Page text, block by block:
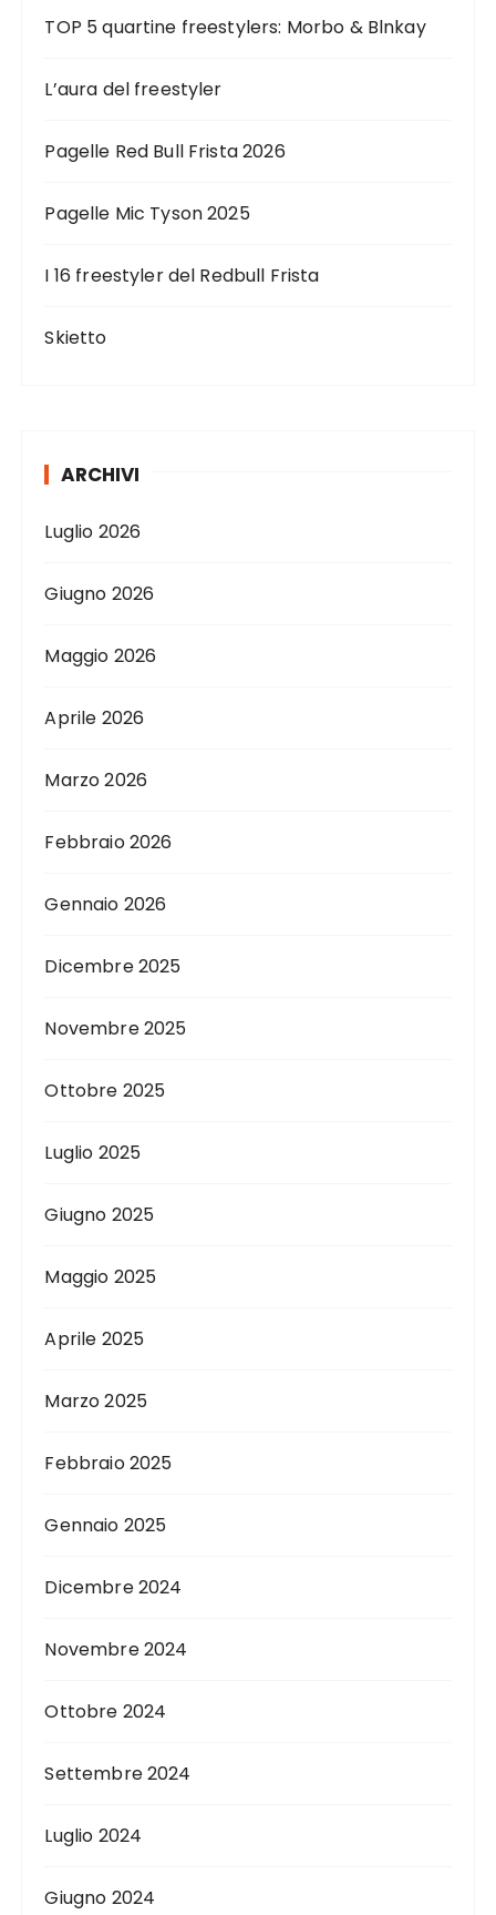
TOP 5 quartine freestylers: Morbo & Blnkay
L’aura del freestyler
Pagelle Red Bull Frista 2026
Pagelle Mic Tyson 2025
I 16 freestyler del Redbull Frista
Skietto
ARCHIVI
Luglio 2026
Giugno 2026
Maggio 2026
Aprile 2026
Marzo 2026
Febbraio 2026
Gennaio 2026
Dicembre 2025
Novembre 2025
Ottobre 2025
Luglio 2025
Giugno 2025
Maggio 2025
Aprile 2025
Marzo 2025
Febbraio 2025
Gennaio 2025
Dicembre 2024
Novembre 2024
Ottobre 2024
Settembre 2024
Luglio 2024
Giugno 2024